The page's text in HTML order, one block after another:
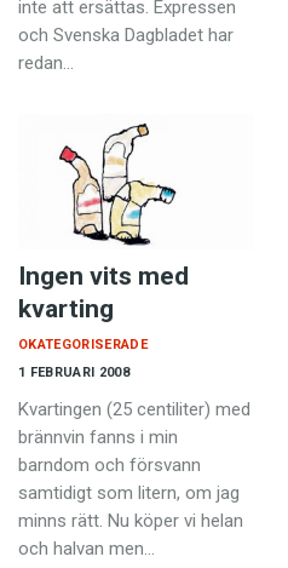
Prenumerera
Läs Språktidningen digitalt
inte att ersättas. Expressen
och Svenska Dagbladet har
redan…
Ingen vits med
kvarting
1 FEBRUARI 2008
OKATEGORISERADE
Kvartingen (25 centiliter) med
brännvin fanns i min
barndom och försvann
samtidigt som litern, om jag
minns rätt. Nu köper vi helan
och halvan men…